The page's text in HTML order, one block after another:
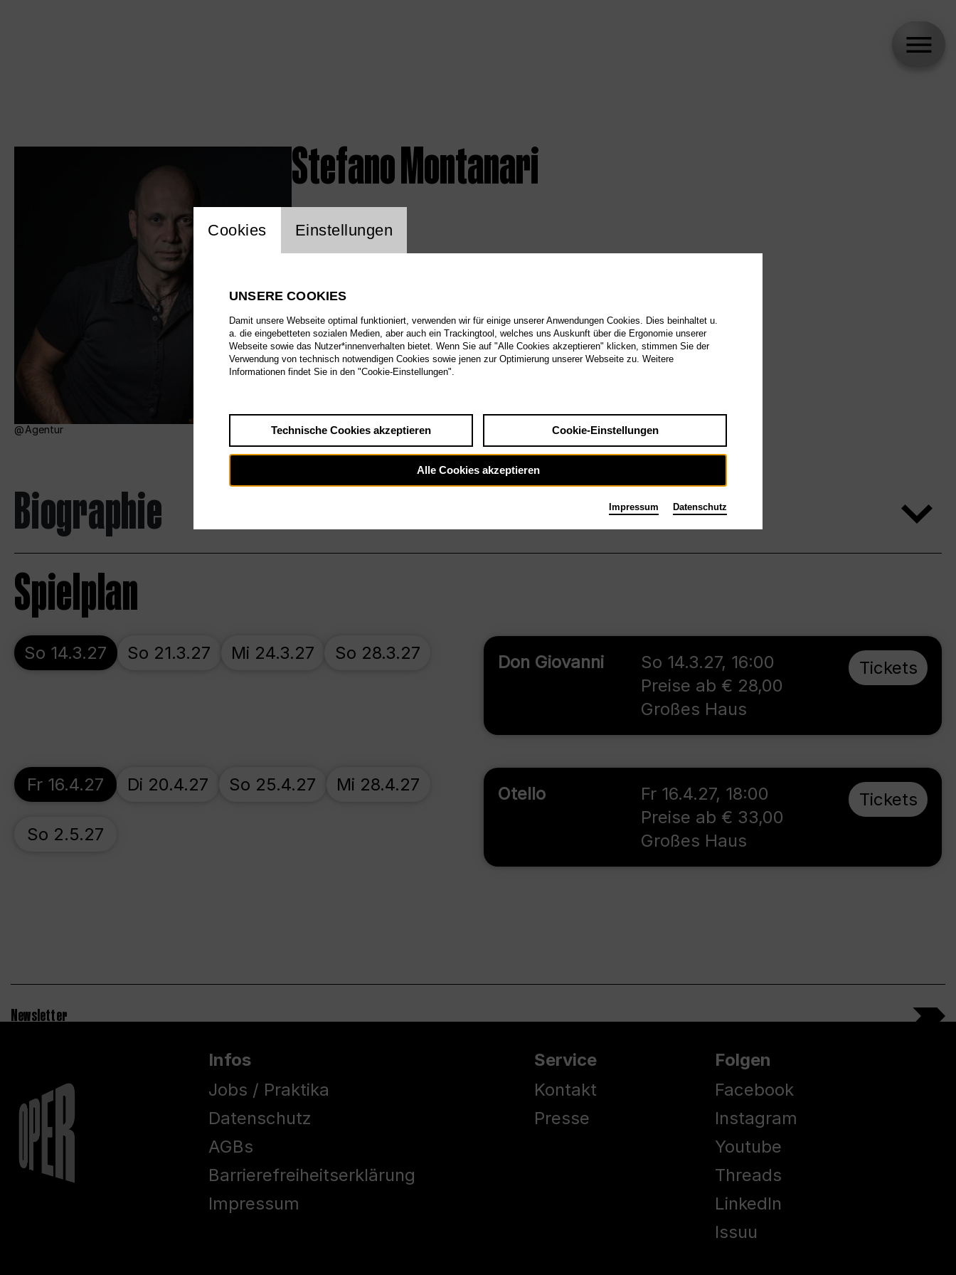
Agentur
Stefano Montanari
Biographie
Spielplan
Don Giovanni So 14.3.27, 16:00
Preise ab € 28,00
Großes Haus
Tickets
So 14.3.27 So 21.3.27 Mi 24.3.27 So 28.3.27
Otello Fr 16.4.27, 18:00
Preise ab € 33,00
Großes Haus
Tickets
Fr 16.4.27 Di 20.4.27 So 25.4.27 Mi 28.4.27
So 2.5.27
Newsletter
Infos
Jobs / Praktika
Datenschutz
AGBs
Barrierefreiheitserklärung
Impressum
Service
Kontakt
Presse
Folgen
Facebook
Instagram
Youtube
Threads
LinkedIn
Issuu
Einstellung Website Cookie
Cookies Einstellungen
UNSERE COOKIES
Damit unsere Webseite optimal funktioniert, verwenden wir für einige unserer Anwendungen Cookies. Dies beinhaltet u.
a. die eingebetteten sozialen Medien, aber auch ein Trackingtool, welches uns Auskunft über die Ergonomie unserer
Webseite sowie das Nutzer*innenverhalten bietet. Wenn Sie auf "Alle Cookies akzeptieren" klicken, stimmen Sie der
Verwendung von technisch notwendigen Cookies sowie jenen zur Optimierung unserer Webseite zu. Weitere
Informationen findet Sie in den "Cookie-Einstellungen".
Technische Cookies akzeptieren Cookie-Einstellungen
Alle Cookies akzeptieren
Impressum Datenschutz